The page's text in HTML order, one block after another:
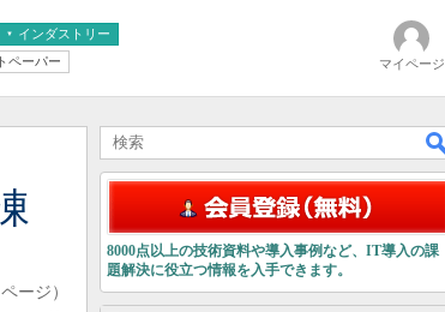
インダストリー
ペーパー マイページ
ページ）
8000点以上の技術資料や導入事例など、IT導入の課
題解決に役立つ情報を入手できます。